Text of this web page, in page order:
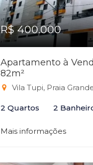
R$ 400.000
Apartamento à
82m²
Vila Tupi, Praia
2 Quartos 2
Mais informações